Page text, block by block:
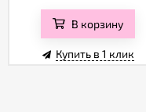
В корзину
Купить в 1 клик